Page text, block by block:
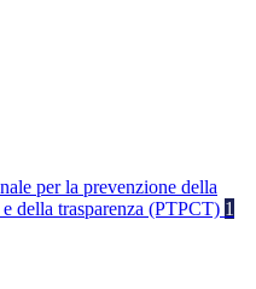
per la prevenzione della
della trasparenza (PTPCT) 1